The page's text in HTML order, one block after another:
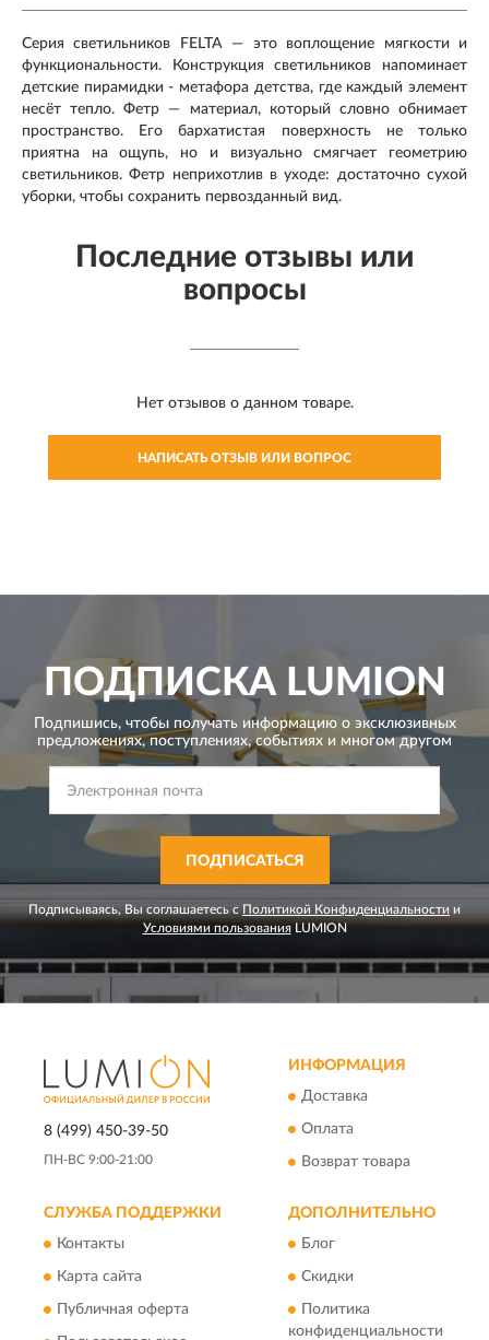
Серия светильников FELTA — это воплощение мягкости и
функциональности. Конструкция светильников напоминает
детские пирамидки - метафора детства, где каждый элемент
несёт тепло. Фетр — материал, который словно обнимает
пространство. Его бархатистая поверхность не только
приятна на ощупь, но и визуально смягчает геометрию
светильников. Фетр неприхотлив в уходе: достаточно сухой
уборки, чтобы сохранить первозданный вид.
Последние отзывы или
вопросы
Нет отзывов о данном товаре.
НАПИСАТЬ ОТЗЫВ ИЛИ ВОПРОС
ПОДПИСКАLUMION
Подпишись, чтобы получать информацию о эксклюзивных
предложениях,поступлениях, событиях и многом другом
ПОДПИСАТЬСЯ
Подписываясь, Вы соглашаетесь с Политикой Конфиденциальности и
Условиями пользованияLUMION
8 (499) 450-39-50
ПН-ВС 9:00-21:00
ИНФОРМАЦИЯ
Доставка
Оплата
Возврат товара
СЛУЖБА ПОДДЕРЖКИ
Контакты
Карта сайта
Публичная оферта
ДОПОЛНИТЕЛЬНО
Блог
Скидки
Политика
конфиденциальности